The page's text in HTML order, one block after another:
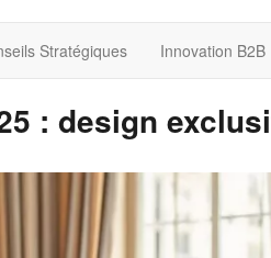
Stratégiques Innovation B2B
: design